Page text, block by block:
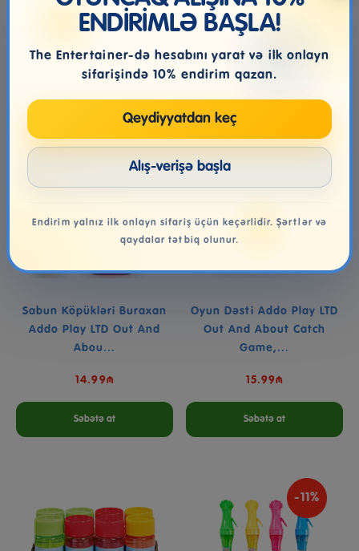
14.99₼
Səbətə at
15.99₼
Sabun Köpükləri Buraxan
Addo Play LTD Out And
Abou...
14.99₼
Səbətə at
Oyun Dəsti Addo Play LTD
Out And About Catch
Game,...
15.99₼
Səbətə at
-11%
ENDİRİMLƏ BAŞLA!
The Entertainer-də hesabını yarat və ilk onlayn
sifarişində 10% endirim qazan.
Qeydiyyatdan keç
Alış-verişə başla
Endirim yalnız ilk onlayn sifariş üçün keçərlidir. Şərtlər və
qaydalar tətbiq olunur.